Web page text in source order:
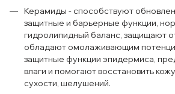
Керамиды - способствуют
защитные и барьерные функции,
гидролипидный баланс, защищают
обладают омолаживающим
защитные функции эпидермиса,
влаги и помогают восстановить
сухости, шелушений.